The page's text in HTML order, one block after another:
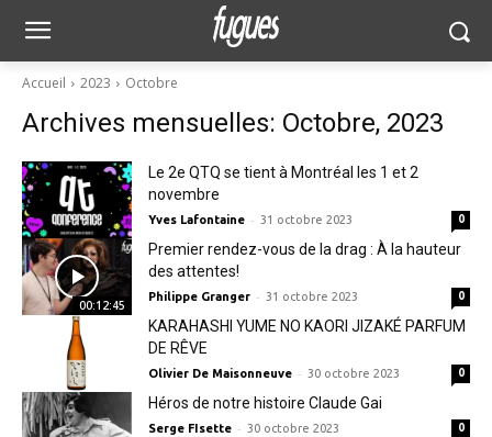
Accueil 2023 Octobre
Archives mensuelles: Octobre, 2023
Le 2e QTQ se tient à Montréal les 1 et 2
novembre
Yves Lafontaine - 31 octobre 2023 0
00:12:45
Premier rendez-vous de la drag : À la hauteur
des attentes!
Philippe Granger - 31 octobre 2023 0
KARAHASHI YUME NO KAORI JIZAKÉ PARFUM
DE RÊVE
Olivier De Maisonneuve - 30 octobre 2023 0
Héros de notre histoire Claude Gai
Serge FIsette - 30 octobre 2023 0